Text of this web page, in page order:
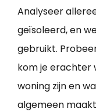
Analyseer
geïsoleerd, en
gebruikt.
kom je erachter
woning zijn en
algemeen